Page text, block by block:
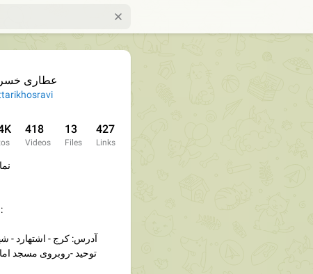
عطاری
418
Videos
13
Files
427
Links
ارتباط با مدیر کانال:
آدرس: کرج - اشتهارد -
توحید -روبروی مسجد